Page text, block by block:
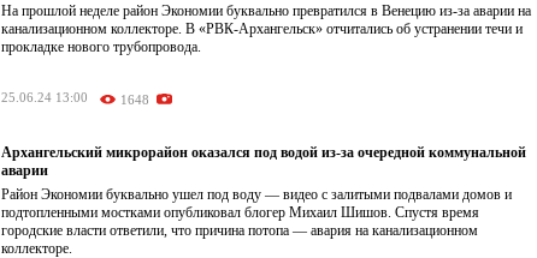
На прошлой неделе район Экономии буквально превратился в Венецию из-за аварии на
канализационном коллекторе. В «РВК-Архангельск» отчитались об устранении течи и
прокладке нового трубопровода.
25.06.24 13:00 1648
Архангельский микрорайон оказался под водой из-за очередной коммунальной
аварии
Район Экономии буквально ушел под воду — видео с залитыми подвалами домов и
подтопленными мостками опубликовал блогер Михаил Шишов. Спустя время
городские власти ответили, что причина потопа — авария на канализационном
коллекторе.